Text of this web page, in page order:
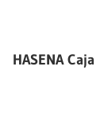
HASENA Caja